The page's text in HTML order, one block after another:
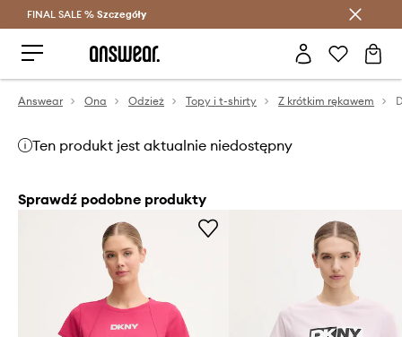
Oszczędzaj z Answear Club >
FINAL SALE % Szczegóły
Answear Ona Odzież Topy i t-shirty Z krótkim rękawem
Ten produkt jest aktualnie niedostępny
Sprawdź podobne produkty